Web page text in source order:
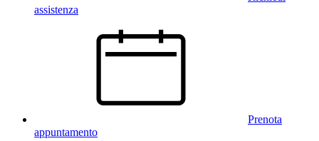
assistenza
Prenota
appuntamento